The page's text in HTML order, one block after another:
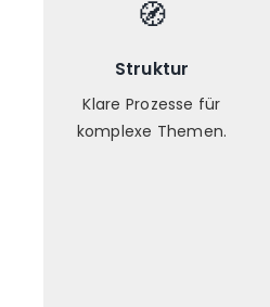
🧭
Struktur
Klare Prozesse für
komplexe Themen.